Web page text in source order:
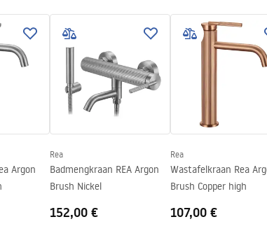
5 jaar
Argon
Rea
Badmengkraan REA Argon
Brush Nickel
152,00 €
Rea
Wastafelkraan Rea
Brush Copper high
107,00 €